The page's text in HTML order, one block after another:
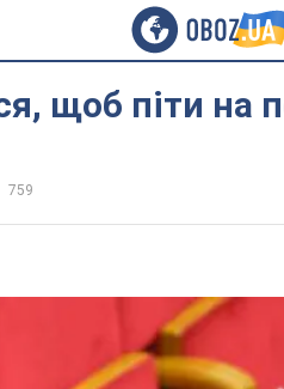
щоб піти
759